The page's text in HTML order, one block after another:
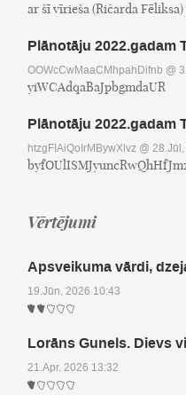
ar šī vīrieša (Ričarda
Plānotāju 2022.gadam
OOWcCwMaaCMhpahDifnb @
yiWCAdqaBaJpbgmdaUR
Plānotāju 2022.gadam
htzgFIAiQoIrMBywXlvz @
Vērtējumi
Apsveikuma vārdi,
19.Jūn, 2026 10:43
Lorāns Gunels. Dievs
21.Apr, 2026 13:32